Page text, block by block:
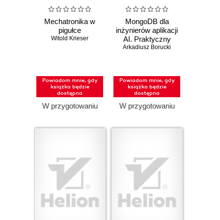
Mechatronika w
pigułce
Witold Krieser
Powiadom mnie, gdy
książka będzie
dostępna
W przygotowaniu
MongoDB dla
inżynierów aplikacji
AI. Praktyczny
podręcznik
Arkadiusz Borucki
Powiadom mnie, gdy
książka będzie
dostępna
W przygotowaniu